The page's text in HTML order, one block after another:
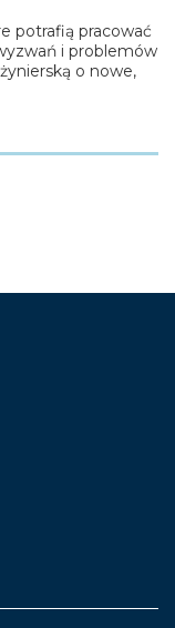
potrafią pracować
i problemów
o nowe,